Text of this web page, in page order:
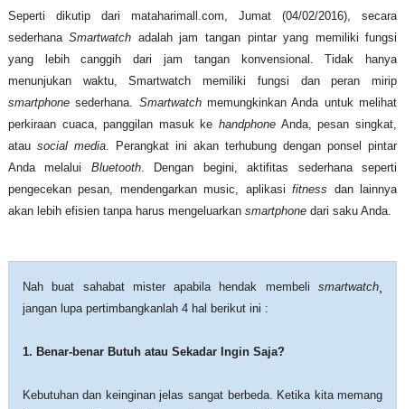
Seperti dikutip dari mataharimall .com, Jumat (04/02/2016), secara
sederhanaSmartwatch adalah jam tangan pintar yang memiliki fungsi
yang lebih canggih dari jam tangan konvensional. Tidak hanya
menunjukan waktu, Smartwatch memiliki fungsi dan peran mirip
smartphonesederhana. Smartwatchmemungkinkan Anda untuk melihat
perkiraan cuaca, panggilan masuk kehandphone Anda, pesan singkat,
atau social media. Perangkat ini akan terhubung dengan ponsel pintar
Anda melalui Bluetooth. Dengan begini, aktifitas sederhana seperti
pengecekan pesan, mendengarkan music, aplikasifitness dan lainnya
akan lebih efisien tanpa harus mengeluarkan smartphonedari saku Anda.
Nah buat sahabat mister apabila hendak membelismartwatch
jangan lupa pertimbangkanlah 4 hal berikut ini :
1. Benar-benar Butuh atau Sekadar Ingin Saja?
Kebutuhan dan keinginan jelas sangat berbeda. Ketika kita memang